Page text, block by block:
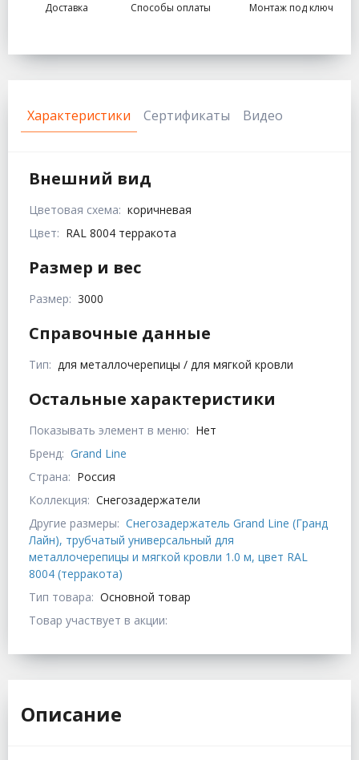
Доставка Способы оплаты Монтаж под ключ
Характеристики Сертификаты Видео
Внешний вид
Цветовая схема: коричневая
Цвет: RAL 8004 терракота
Размер и вес
Размер: 3000
Справочные данные
Тип: для металлочерепицы / для мягкой кровли
Остальные характеристики
Показывать элемент в меню: Нет
Бренд: Grand Line
Страна: Россия
Коллекция: Снегозадержатели
Другие размеры: Снегозадержатель Grand Line (Гранд
Лайн), трубчатый универсальный для
металлочерепицы и мягкой кровли 1.0 м, цвет RAL
8004 (терракота)
Тип товара: Основной товар
Товар участвует в акции:
Описание